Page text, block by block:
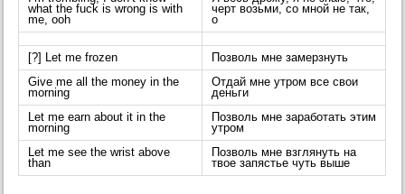
what the fuck is wrong is with
me, ooh
черт возьми, со мной не так,
о
[?] Let me frozen
Позволь мне замерзнуть
Give me all the money in the
morning
Отдай мне утром все свои
деньги
Let me earn about it in the
morning
Позволь мне заработать этим
утром
Let me see the wrist above
than
Позволь мне взглянуть на
твое запястье чуть выше